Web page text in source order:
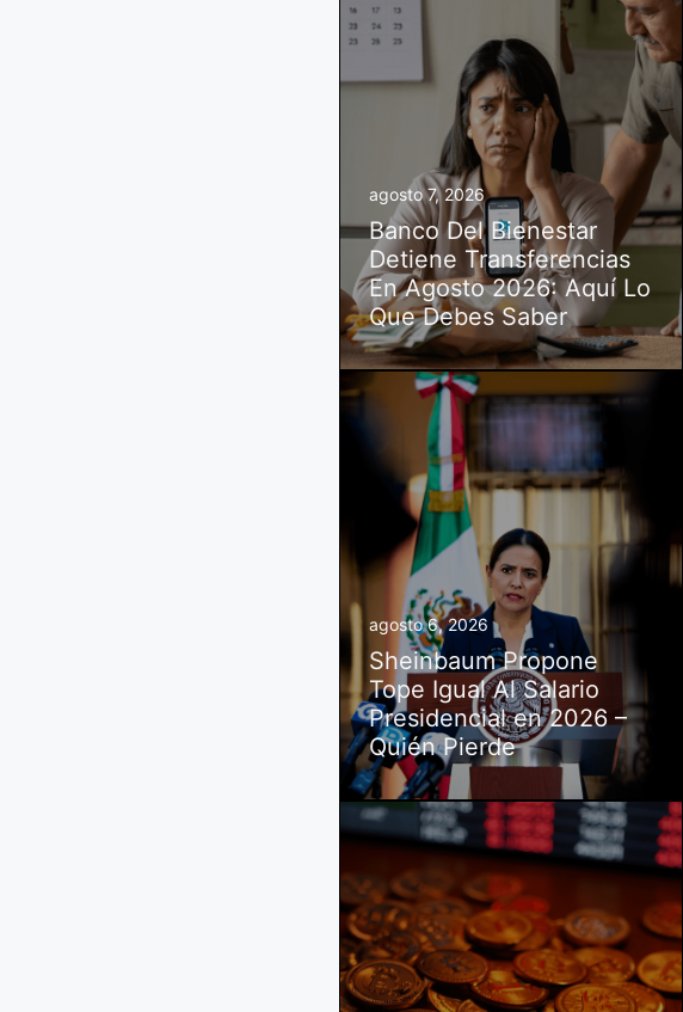
agosto 7, 2026
Banco Del Bienestar
Detiene Transferencias
En Agosto 2026: Aquí Lo
Que Debes Saber
agosto 6, 2026
Sheinbaum Propone
Tope Igual Al Salario
Presidencial en 2026 –
Quién Pierde